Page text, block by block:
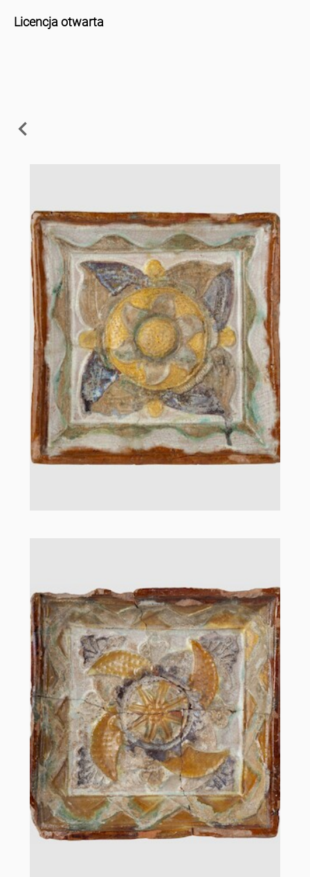
Licencja otwarta